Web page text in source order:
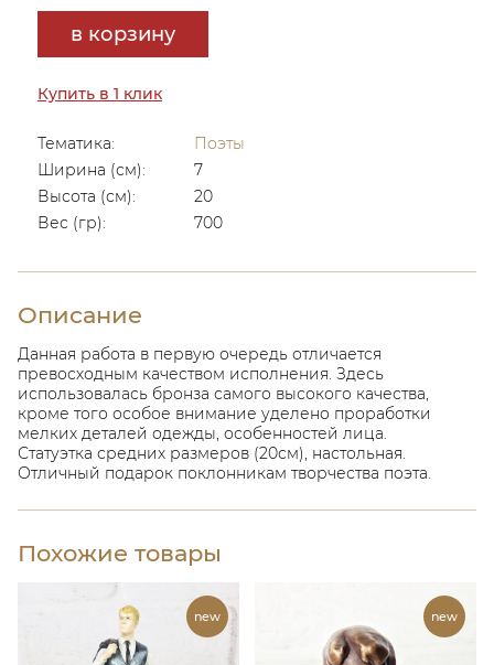
в корзину
Купить в 1 клик
Тематика:
Поэты
Ширина (см):
7
Высота (см):
20
Вес (гр):
700
Описание
Данная работа в первую очередь отличается
превосходным качеством исполнения. Здесь
использовалась бронза самого высокого качества,
кроме того особое внимание уделено проработки
мелких деталей одежды, особенностей лица.
Статуэтка средних размеров (20см), настольная.
Отличный подарок поклонникам творчества поэта.
Похожие товары